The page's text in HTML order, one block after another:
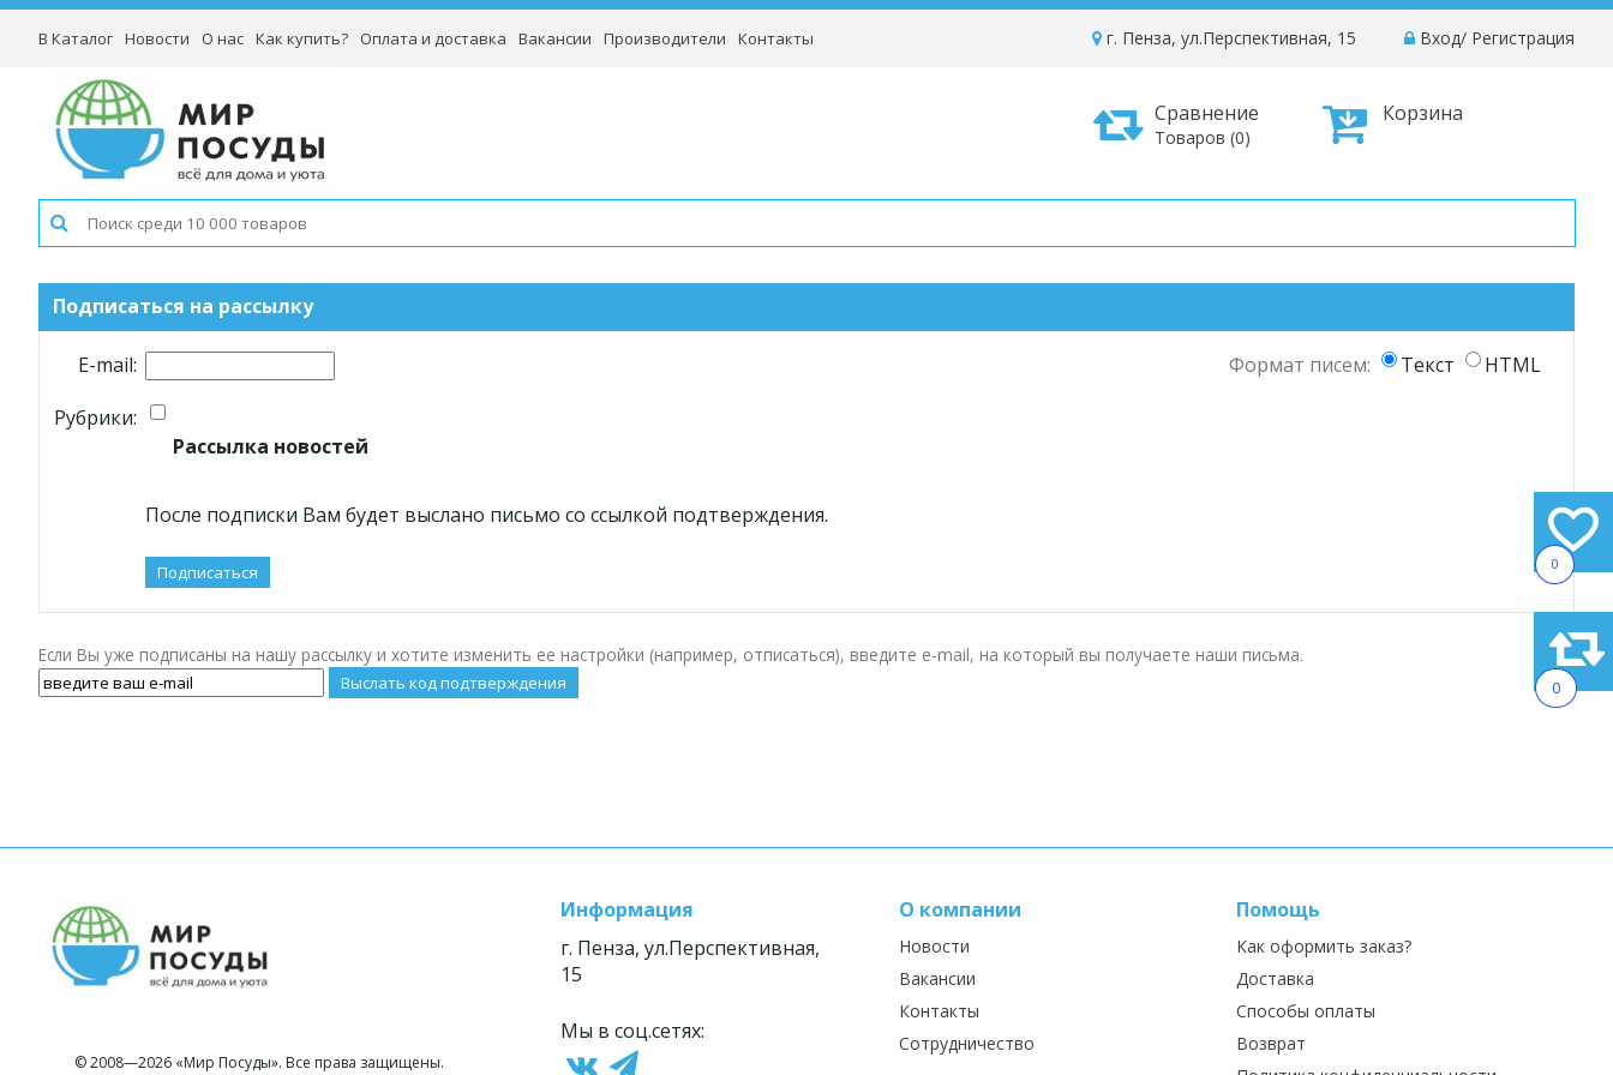
0
0
В Каталог Новости О нас Как купить? Оплата и доставка Вакансии Производители Контакты Вход/ Регистрация
г. Пенза, ул.Перспективная, 15
Корзина
Сравнение
Товаров (0)
Подписаться на рассылку
E-mail: Формат писем: Текст
HTML
Рубрики:
Рассылка новостей
После подписки Вам будет выслано письмо со ссылкой подтверждения.
Если Вы уже подписаны на нашу рассылку и хотите изменить ее настройки (например, отписаться), введите e-mail, на который вы получаете наши письма.
© 2008—2026 «Мир Посуды». Все права защищены.
Информация
г. Пенза, ул.Перспективная,
15
Мы в соц.сетях:
О компании
Новости
Вакансии
Контакты
Сотрудничество
Помощь
Как оформить заказ?
Доставка
Способы оплаты
Возврат